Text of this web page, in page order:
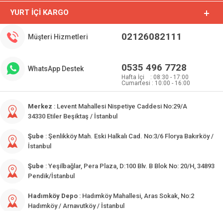
YURT İÇI KARGO
Müşteri Hizmetleri 02126082111
WhatsApp Destek 0535 496 7728
Hafta İçi : 08:30 - 17:00
Cumartesi : 10:00 - 16:00
Merkez : Levent Mahallesi Nispetiye Caddesi No:29/A
34330 Etiler Beşiktaş / İstanbul
Şube : Şenlikköy Mah. Eski Halkalı Cad. No:3/6 Florya Bakırköy /
İstanbul
Şube : Yeşilbağlar, Pera Plaza, D:100 Blv. B Blok No: 20/H, 34893
Pendik/İstanbul
Hadımköy Depo : Hadımköy Mahallesi, Aras Sokak, No:2
Hadımköy / Arnavutköy / İstanbul